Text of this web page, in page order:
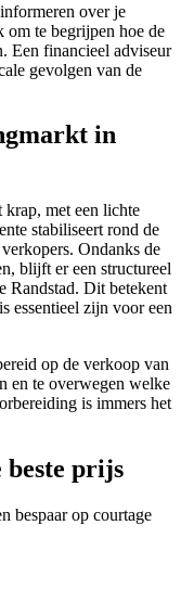
over je
om te begrijpen hoe de
Een financieel adviseur
gevolgen van de
in
met een lichte
stabiliseert rond de
Ondanks de
blijft er een structureel
Randstad. Dit betekent
essentieel zijn voor een
op de verkoop van
en te overwegen welke
is immers het
beste prijs
bespaar op courtage